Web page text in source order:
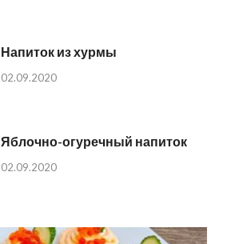
Напиток из хурмы
02.09.2020
Яблочно-огуречный напиток
02.09.2020